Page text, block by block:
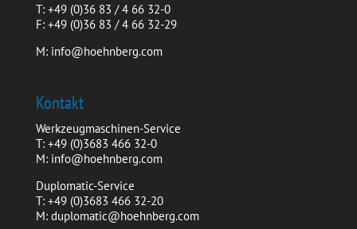
T: +49 (0)36 83 / 4 66 32-0
F: +49 (0)36 83 / 4 66 32-29
M: info@hoehnberg.com
Kontakt
Werkzeugmaschinen-Service
T: +49 (0)3683 466 32-0
M: info@hoehnberg.com
Duplomatic-Service
T: +49 (0)3683 466 32-20
M: duplomatic@hoehnberg.com